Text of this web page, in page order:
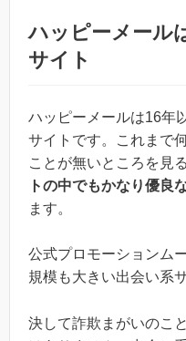
ハッピーメール
サイト
ハッピーメールは16年
サイトです。これまで
ことが無いところを見る
トの中でもかなり優良
ます。
公式プロモーションム
規模も大きい出会い系
決して詐欺まがいのこ